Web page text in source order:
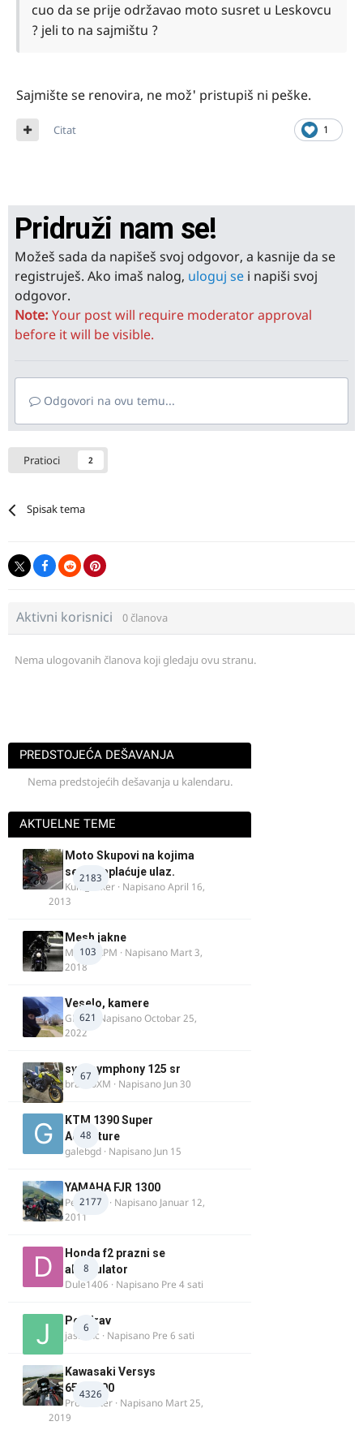
cuo da se prije održavao moto susret u Leskovcu
? jeli to na sajmištu ?
Sajmište se renovira, ne mož' pristupiš ni peške.
1
Citat
Pridruži nam se!
Možeš sada da napišeš svoj odgovor, a kasnije da se
registruješ. Ako imaš nalog, uloguj se i napiši svoj
odgovor.
Note: Your post will require moderator approval
before it will be visible.
Odgovori na ovu temu...
Pratioci 2
Spisak tema
Aktivni korisnici 0 članova
Nema ulogovanih članova koji gledaju ovu stranu.
PREDSTOJEĆA DEŠAVANJA
Nema predstojećih dešavanja u kalendaru.
AKTUELNE TEME
2183
Moto Skupovi na kojima
se ne naplaćuje ulaz.
Kum_Mixer · NapisanoApril 16,
2013
103
Mesh jakne
MostarRPM · Napisano Mart 3,
2018
621
Veselo, kamere
GR 46· NapisanoOctobar 25,
2022
67
sym symphony 125 sr
brankoXM · Napisano Jun 30
48
KTM 1390 Super
Adventure
galebgd · Napisano Jun 15
2177
YAMAHA FJR 1300
Petartdm · Napisano Januar 12,
2011
8
Honda f2 prazni se
akomulator
Dule1406 · Napisano Pre 4 sati
6
Pozdrav
jasminc · Napisano Pre 6 sati
4326
Kawasaki Versys
650/1000
ProMaster · Napisano Mart 25,
2019